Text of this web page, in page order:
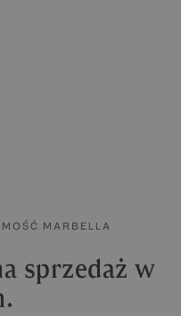
MARBELLA
sprzedaż w